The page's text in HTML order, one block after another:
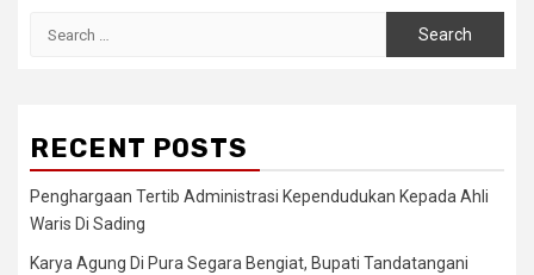
RECENT POSTS
Penghargaan Tertib Administrasi Kependudukan Kepada Ahli
Waris Di Sading
Karya Agung Di Pura Segara Bengiat, Bupati Tandatangani